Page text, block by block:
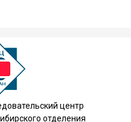
центр
отделения